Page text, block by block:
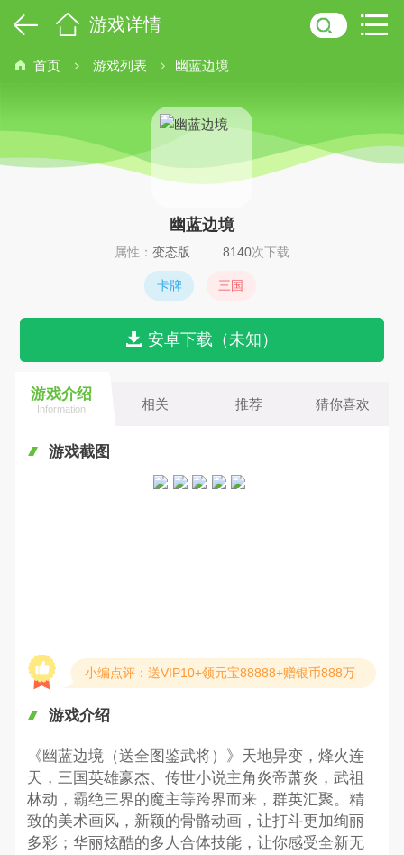
游戏详情
首页 游戏列表 幽蓝边境
幽蓝边境
属性： 变态版 8140次下载
卡牌 三国
安卓下载（未知）
游戏介绍
Information 相关 推荐 猜你喜欢
游戏截图
小编点评：送VIP10+领元宝88888+赠银币888万
游戏介绍
《幽蓝边境（送全图鉴武将）》天地异变，烽火连
天，三国英雄豪杰、传世小说主角炎帝萧炎，武祖
林动，霸绝三界的魔主等跨界而来，群英汇聚。精
致的美术画风，新颖的骨骼动画，让打斗更加绚丽
多彩；华丽炫酷的多人合体技能，让你感受全新无